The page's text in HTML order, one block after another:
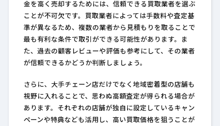
金を高く売却するためには、信頼できる買取業者を選ぶ
ことが不可欠です。買取業者によっては手数料や査定基
準が異なるため、複数の業者から見積もりを取ることで
最も有利な条件で取引ができる可能性があります。ま
た、過去の顧客レビューや評価も参考にして、その業者
が信頼できるかどうか判断しましょう。
さらに、大手チェーン店だけでなく地域密着型の店舗も
視野に入れることで、思わぬ高額査定が得られる場合が
あります。それぞれの店舗が独自に設定しているキャン
ペーンや特典なども活用し、高い買取価格を狙うことが